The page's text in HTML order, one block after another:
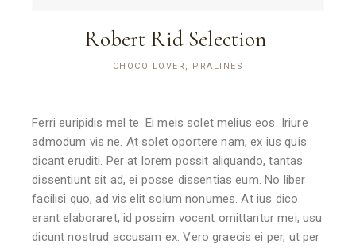
Robert Rid Selection
CHOCO LOVER, PRALINES
Ferri euripidis mel te. Ei meis solet melius eos. Iriure
admodum vis ne. At solet oportere nam, ex ius quis
dicant eruditi. Per at lorem possit aliquando, tantas
dissentiunt sit ad, ei posse dissentias eum. No liber
facilisi quo, ad vis elit solum nonumes. At ius dico
erant elaboraret, id possim vocent omittantur mei, usu
dicunt nostrud accusam ex. Vero graecis ei per, ut per